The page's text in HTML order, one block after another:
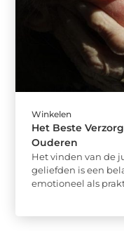
Winkelen
Het Beste
Ouderen
Het vinden van de
geliefden is een
emotioneel als